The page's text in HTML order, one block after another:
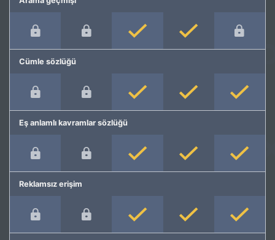
Cümle sözlüğü
Eş anlamlı kavramlar sözlüğü
Reklamsız erişim